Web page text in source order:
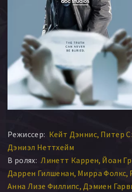
Режиссер: Кейт Дэннис Питер
Дэниэл Неттхейм
В ролях: Линетт Каррен Йоан
Даррен Гилшенан Мирра Фолкс
Анна Лизе Филлипс Дэмиен